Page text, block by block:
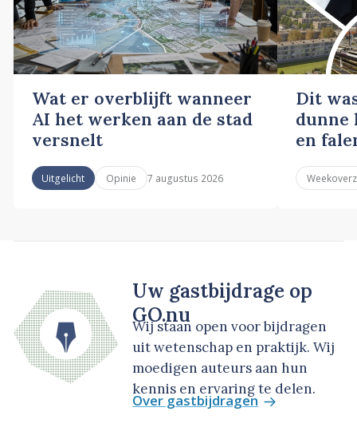
Wat er overblijft wanneer
AI het werken aan de stad
versnelt
Uitgelicht Opinie 7 augustus 2026
Dit
dunne
en
Uw gastbijdrage op
GO.nu
Wij staan open voor bijdragen
uit wetenschap en praktijk. Wij
moedigen auteurs aan hun
kennis en ervaring te delen.
Over gastbijdragen